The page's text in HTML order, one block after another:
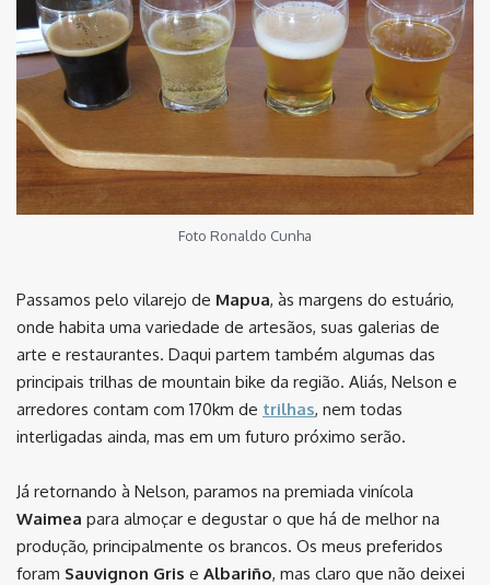
Foto Ronaldo Cunha
Passamos pelo vilarejo de Mapua, às margens do estuário,
onde habita uma variedade de artesãos, suas galerias de
arte e restaurantes. Daqui partem também algumas das
principais trilhas de mountain bike da região. Aliás, Nelson e
arredores contam com 170km de trilhas, nem todas
interligadas ainda, mas em um futuro próximo serão.
Já retornando à Nelson, paramos na premiada vinícola
Waimea para almoçar e degustar o que há de melhor na
produção, principalmente os brancos. Os meus preferidos
foram Sauvignon Gris e Albariño, mas claro que não deixei